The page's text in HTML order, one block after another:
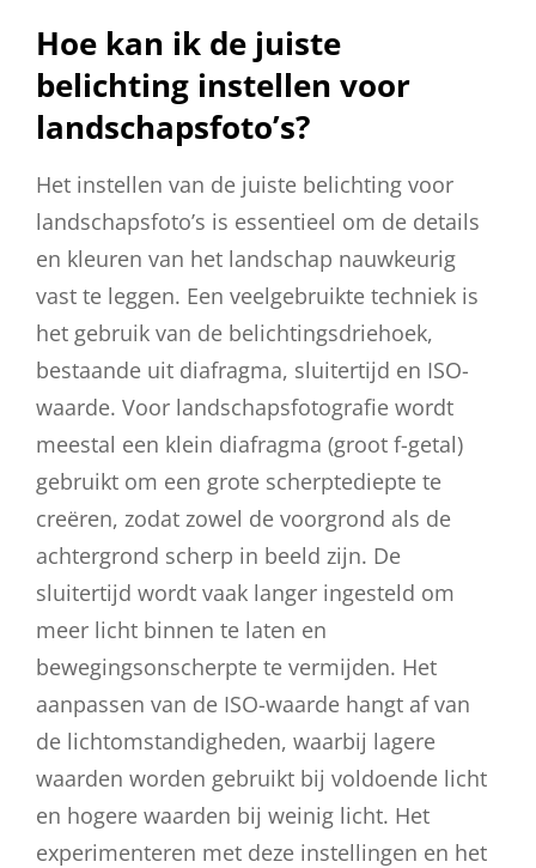
Hoe kan ik de juiste
belichting instellen voor
landschapsfoto’s?
Het instellen van de juiste belichting voor
landschapsfoto’s is essentieel om de details
en kleuren van het landschap nauwkeurig
vast te leggen. Een veelgebruikte techniek is
het gebruik van de belichtingsdriehoek,
bestaande uit diafragma, sluitertijd en ISO-
waarde. Voor landschapsfotografie wordt
meestal een klein diafragma (groot f-getal)
gebruikt om een grote scherptediepte te
creëren, zodat zowel de voorgrond als de
achtergrond scherp in beeld zijn. De
sluitertijd wordt vaak langer ingesteld om
meer licht binnen te laten en
bewegingsonscherpte te vermijden. Het
aanpassen van de ISO-waarde hangt af van
de lichtomstandigheden, waarbij lagere
waarden worden gebruikt bij voldoende licht
en hogere waarden bij weinig licht. Het
experimenteren met deze instellingen en het